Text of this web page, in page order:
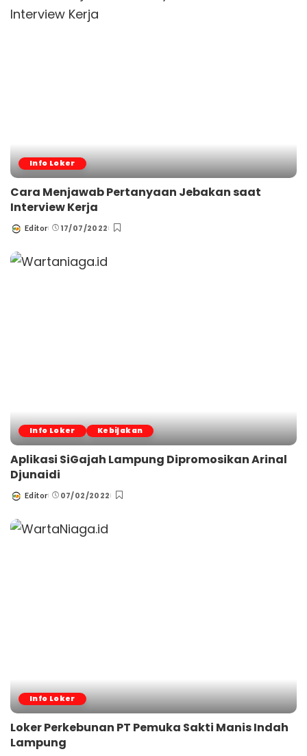
Info Loker
Cara Menjawab Pertanyaan Jebakan saat
Interview Kerja
Posted
Editor 17/07/2022
Info Loker Kebijakan
Aplikasi SiGajah Lampung Dipromosikan Arinal
Djunaidi
Posted
Editor 07/02/2022
Info Loker
Loker Perkebunan PT Pemuka Sakti Manis Indah
Lampung